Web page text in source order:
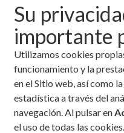
Su
importante
Utilizamos cookies
funcionamiento y la
en el Sitio web, así como
estadística a través del
navegación. Al pulsar en
el uso de todas las
*El contenido de esta
ningún caso debe